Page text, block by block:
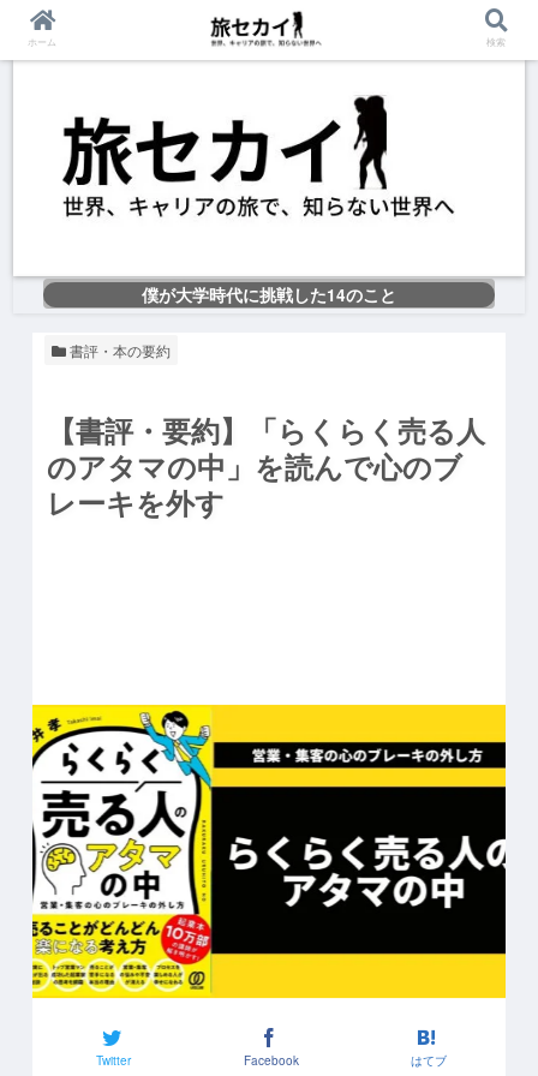
僕が大学時代に挑戦した14のこと
書評・本の要約
【書評・要約】「らくらく売る人
のアタマの中」を読んで心のブ
レーキを外す
Twitter Facebook はてブ
ホーム 検索